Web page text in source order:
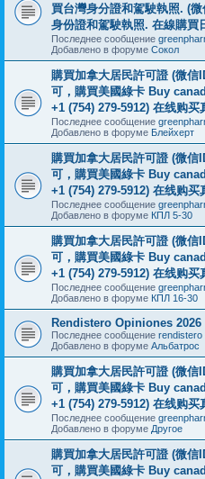
買台灣身分證和駕駛執照. (
身份證和駕駛執照. 在線購買
Последнее сообщение
Добавлено в форуме Сокол
購買加拿大居民許可證 (微
可，購買美國綠卡 Buy
+1 (754) 279-5912) 在线购
Последнее сообщение
Добавлено в форуме Блейхерт
購買加拿大居民許可證 (微
可，購買美國綠卡 Buy
+1 (754) 279-5912) 在线购
Последнее сообщение
Добавлено в форуме КПЛ 5-30
購買加拿大居民許可證 (微
可，購買美國綠卡 Buy
+1 (754) 279-5912) 在线购
Последнее сообщение
Добавлено в форуме КПЛ 16-30
Rendistero Opiniones
Последнее сообщение rendistero
Добавлено в форуме Альбатрос
購買加拿大居民許可證 (微
可，購買美國綠卡 Buy
+1 (754) 279-5912) 在线购
Последнее сообщение
Добавлено в форуме Другое
購買加拿大居民許可證 (微
可，購買美國綠卡 Buy